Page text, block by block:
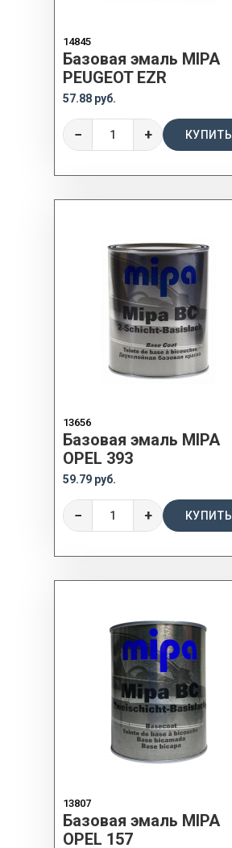
14845
Базовая эмаль MIPA
PEUGEOT EZR
57.88 руб.
− + КУПИТЬ
13656
Базовая эмаль MIPA
OPEL 393
59.79 руб.
− + КУПИТЬ
13807
Базовая эмаль MIPA
OPEL 157